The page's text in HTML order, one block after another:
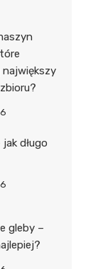
największy
długo
gleby –